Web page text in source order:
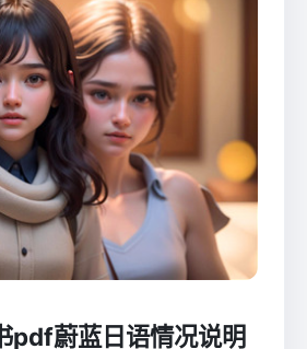
pdf蔚蓝日语情况说明